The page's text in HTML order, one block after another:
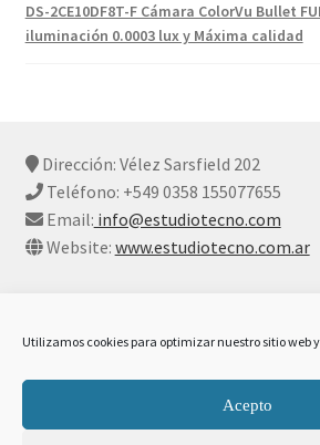
Utilizamos cookies para optimizar nuestro sitio web
Acepto
DS-2CE10DF8T-F Cámara ColorVu Bullet
iluminación 0.0003 lux y Máxima calidad
Dirección: Vélez Sarsfield 202
Teléfono: +549 0358 155077655
Email: info@estudiotecno.com
Website: www.estudiotecno.com.ar
© Estudio Tecno 2026
Declaración De Privacidad Y Cookies